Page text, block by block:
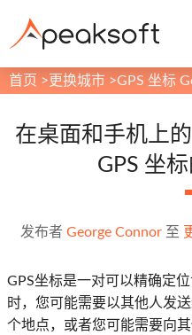
首页 >更换城市 >GPS 坐标
在桌面和手机上
GPS 坐
发布者 George Connor至
GPS坐标是一对可以精确定
时，您可能需要以其他人发
个地点，或者您可能需要向